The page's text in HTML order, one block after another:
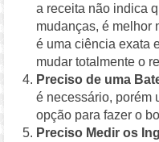
a receita não indica
mudanças, é melhor
é uma ciência exata
mudar totalmente o
Preciso de uma
é necessário, porém
opção para fazer o
Preciso Medir os